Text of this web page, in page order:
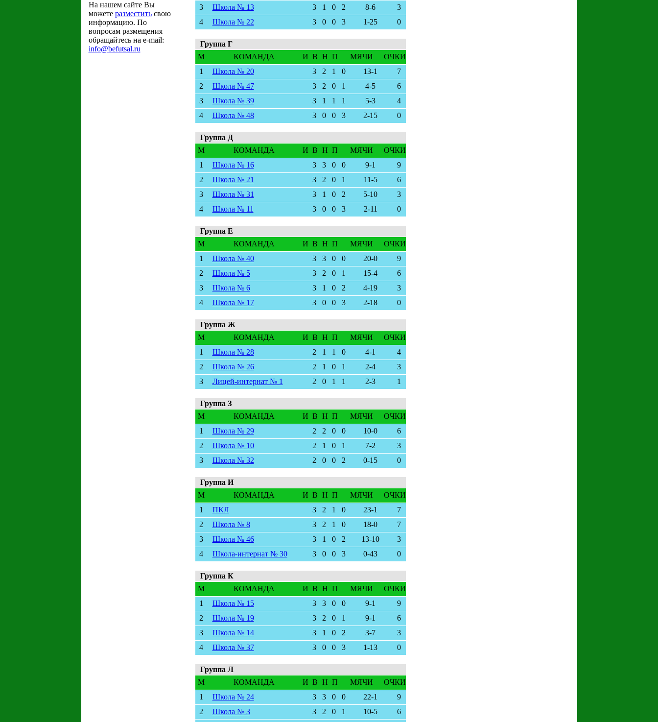
На нашем сайте Вы
можете разместитьсвою
информацию. По
вопросам размещения
обращайтесь на e-mail:
info@befutsal.ru
3
Школа № 13 3 1 0 2 8-6
3
4
Школа № 22 3 0 0 3 1-25 0
Группа Г
M
КОМАНДА И В Н П МЯЧИ
ОЧКИ
1
Школа № 20 3 2 1 0 13-1
7
2
Школа № 47 3 2 0 1 4-5
6
3
Школа № 39 3 1 1 1 5-3
4
4
Школа № 48 3 0 0 3 2-15 0
Группа Д
M
КОМАНДА И В Н П МЯЧИ
ОЧКИ
1
Школа № 16 3 3 0 0 9-1
9
2
Школа № 21 3 2 0 1 11-5
6
3
Школа № 31 3 1 0 2 5-10
3
4
Школа № 11 3 0 0 3 2-11 0
Группа Е
M
КОМАНДА И В Н П МЯЧИ
ОЧКИ
1
Школа № 40 3 3 0 0 20-0
9
2
Школа № 5 3 2 0 1 15-4
6
3
Школа № 6 3 1 0 2 4-19
3
4
Школа № 17 3 0 0 3 2-18 0
Группа Ж
M
КОМАНДА И В Н П МЯЧИ
ОЧКИ
1
Школа № 28 2 1 1 0 4-1
4
2
Школа № 26 2 1 0 1 2-4
3
3
Лицей-интернат № 1 2 0 1 1 2-3 1
Группа З
M
КОМАНДА И В Н П МЯЧИ
ОЧКИ
1
Школа № 29 2 2 0 0 10-0
6
2
Школа № 10 2 1 0 1 7-2
3
3
Школа № 32 2 0 0 2 0-15 0
Группа И
M
КОМАНДА И В Н П МЯЧИ
ОЧКИ
1
ПКЛ 3 2 1 0 23-1
7
2
Школа № 8 3 2 1 0 18-0
7
3
Школа № 46 3 1 0 2 13-10
3
4
Школа-интернат № 30 3 0 0 3 0-43 0
Группа К
M
КОМАНДА И В Н П МЯЧИ
ОЧКИ
1
Школа № 15 3 3 0 0 9-1
9
2
Школа № 19 3 2 0 1 9-1
6
3
Школа № 14 3 1 0 2 3-7
3
4
Школа № 37 3 0 0 3 1-13 0
Группа Л
M
КОМАНДА И В Н П МЯЧИ
ОЧКИ
1
Школа № 24 3 3 0 0 22-1
9
2
Школа № 3 3 2 0 1 10-5 6